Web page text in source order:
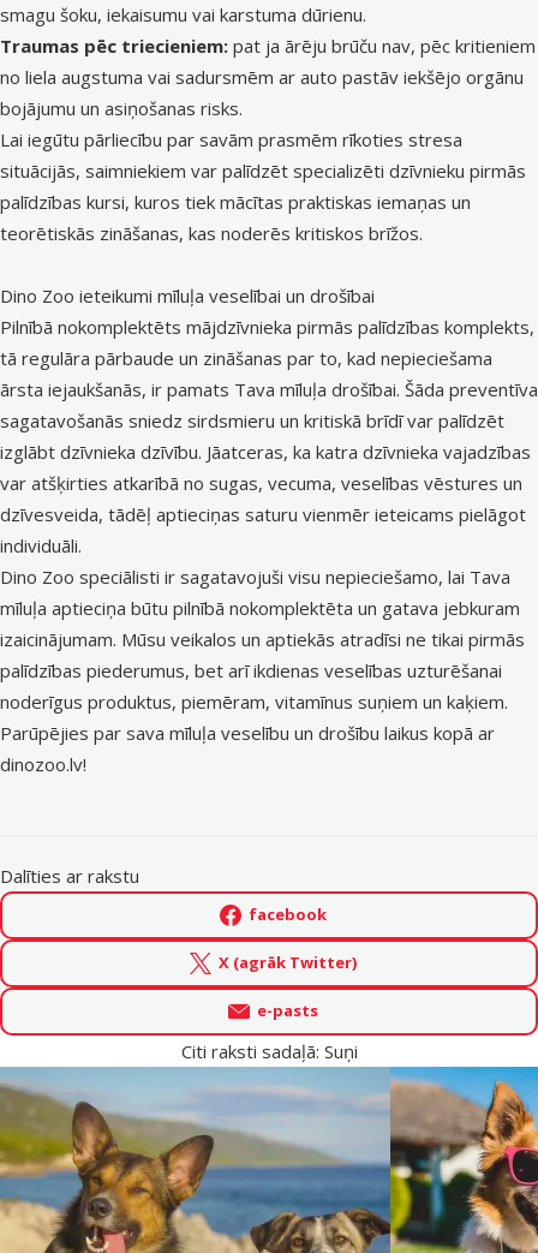
smagu šoku, iekaisumu vai karstuma dūrienu.
Traumas pēc triecieniem: pat ja ārēju brūču nav, pēc kritieniem
no liela augstuma vai sadursmēm ar auto pastāv iekšējo orgānu
bojājumu un asiņošanas risks.
Lai iegūtu pārliecību par savām prasmēm rīkoties stresa
situācijās, saimniekiem var palīdzēt specializēti dzīvnieku pirmās
palīdzības kursi, kuros tiek mācītas praktiskas iemaņas un
teorētiskās zināšanas, kas noderēs kritiskos brīžos.
Dino Zoo ieteikumi mīluļa veselībai un drošībai
Pilnībā nokomplektēts mājdzīvnieka pirmās palīdzības komplekts,
tā regulāra pārbaude un zināšanas par to, kad nepieciešama
ārsta iejaukšanās, ir pamats Tava mīluļa drošībai. Šāda preventīva
sagatavošanās sniedz sirdsmieru un kritiskā brīdī var palīdzēt
izglābt dzīvnieka dzīvību. Jāatceras, ka katra dzīvnieka vajadzības
var atšķirties atkarībā no sugas, vecuma, veselības vēstures un
dzīvesveida, tādēļ aptieciņas saturu vienmēr ieteicams pielāgot
individuāli.
Dino Zoo speciālisti ir sagatavojuši visu nepieciešamo, lai Tava
mīluļa aptieciņa būtu pilnībā nokomplektēta un gatava jebkuram
izaicinājumam. Mūsu veikalos un aptiekās atradīsi ne tikai pirmās
palīdzības piederumus, bet arī ikdienas veselības uzturēšanai
noderīgus produktus, piemēram, vitamīnus suņiem un kaķiem.
Parūpējies par sava mīluļa veselību un drošību laikus kopā ar
dinozoo.lv!
Dalīties ar rakstu
facebook
X (agrāk Twitter)
e-pasts
Citi raksti sadaļā: Suņi